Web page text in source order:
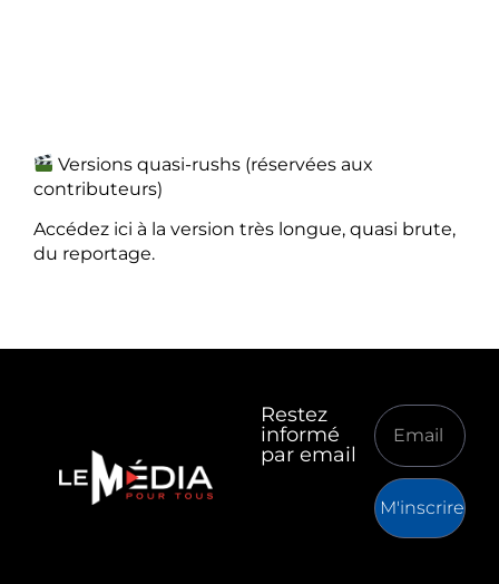
Versions quasi-rushs (réservées aux
contributeurs)
Accédez ici à la version très longue, quasi brute,
du reportage.
Restez
informé
par email
M'inscrire